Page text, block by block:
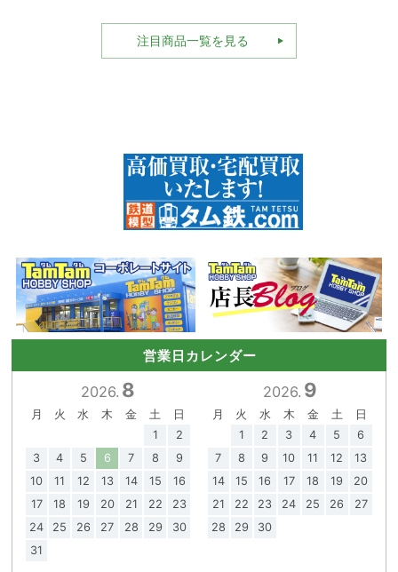
ージ
注目商品一覧を見る
営業日カレンダー
2026. 8
月 火 水 木 金 土
日
1
2
3
4 5 6 7 8
9
10
11 12 13 14 15
16
17
18 19 20 21 22
23
24
25 26 27 28 29
30
31
2026. 9
月 火 水 木 金 土
日
1
2 3 4 5
6
7
8 9 10 11 12
13
14
15 16 17 18 19
20
21
22 23 24 25 26
27
28
29 30